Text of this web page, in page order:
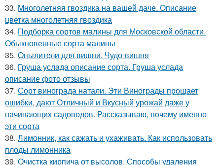
33. Многолетняя гвоздика на вашей даче. Описание
цветка многолетняя гвоздика
34. Подборка сортов малины для Московской области.
Обыкновенные сорта малины
35. Опылители для вишни. Чудо-вишня
36. Груша услада описание сорта. Груша услада
описание фото отзывы
37. Сорт винограда натали. Эти Винограды прощает
ошибки, дают Отличный и Вкусный урожай даже у
начинающих садоводов. Рассказываю, почему именно
эти сорта
38. Лимонник, как сажать и ухаживать. Как использовать
плоды лимонника
39. Очистка кирпича от высолов. Способы удаления